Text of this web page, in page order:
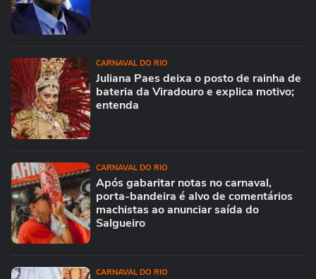
CARNAVAL DO RIO
Juliana Paes deixa o posto de rainha de
bateria da Viradouro e explica motivo;
entenda
CARNAVAL DO RIO
Após gabaritar notas no carnaval,
porta-bandeira é alvo de comentários
machistas ao anunciar saída do
Salgueiro
CARNAVAL DO RIO